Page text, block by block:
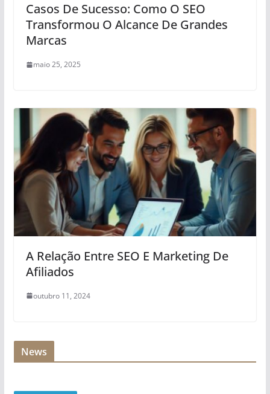
Casos De Sucesso: Como O SEO
Transformou O Alcance De Grandes
Marcas
maio 25, 2025
A Relação Entre SEO E Marketing De
Afiliados
outubro 11, 2024
News